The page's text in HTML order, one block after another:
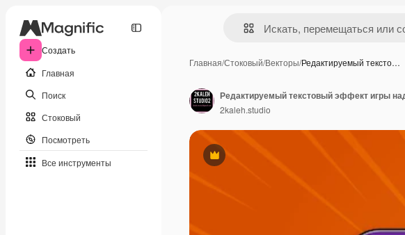
Создать
Главная
Поиск
Стоковый
Посмотреть
Все инструменты
Главная/Стоковый/Векторы/Редактируемый тексто…
Премиум
2kaleh.studio